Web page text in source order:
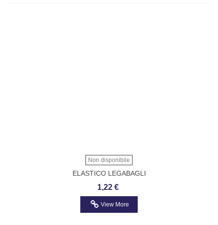
Non disponibile
ELASTICO LEGABAGLI
1,22 €
View More